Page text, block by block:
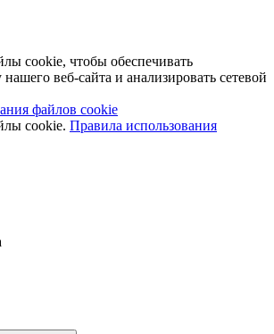
cookie, чтобы обеспечивать
веб-сайта и анализировать сетевой
файлов cookie
cookie. Правила использования